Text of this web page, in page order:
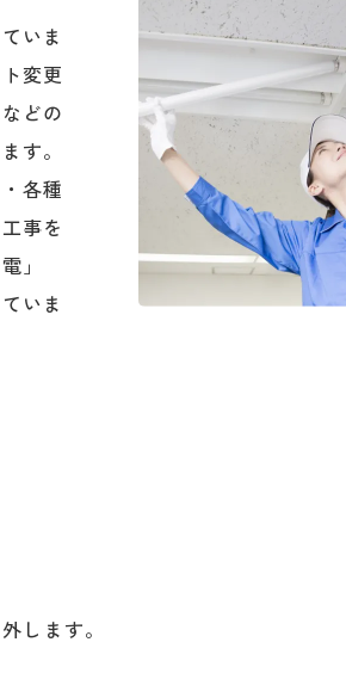
いま
変更
どの
す。
各種
事を
」
いま
します。